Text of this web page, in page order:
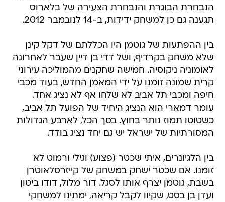
הנבחרת הבוגרת והנבחרת הצעירה של בלארוס
תגענה גם כן למשחק ידידות, ב-14 לנובמבר 2012.
בין ההפתעות של גוטמן היו הכללתם של דקל קינן
שלא משחק בקרדיף, ושל דדי בן דיין שעבר לאחרונה
לאומוניה ניקוסיה. חמישה שחקנים מהמוליכה עירוני
קרית שמונה זומנו על ידי המאמן החדש, בעוד מכבי
חיפה ומכבי תל אביב לא שלחו אף לא נציג אחד.
עומר דמארי הוא הנציג היחיד של הפועל תל אביב,
כשטוטו תמוז נותר בחוץ. בסך הכל, לארבע הגדולות
המסורתיות של ישראל יש גם יחד נציג בודד.
בין הלגיונרים, איתי שכטר (פצוע) וגילי ורמוט לא
זומנו. אם שכטר ישחק במשחק של קייזרסלאוטרן
בשבת, גוטמן יצרף אותו לסגל. דור מלול, דודו ביטון
ועדן בן בסט, שקיוו לקבל קריאה, ימתינו למשחקי